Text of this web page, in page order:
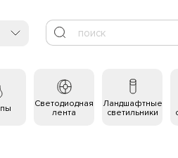
Светодиодная
лента
Ландшафтные
светильники